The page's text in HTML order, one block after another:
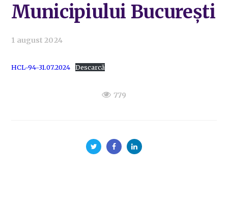
Municipiului București
1 august 2024
HCL-94-31.07.2024 Descarcă
779